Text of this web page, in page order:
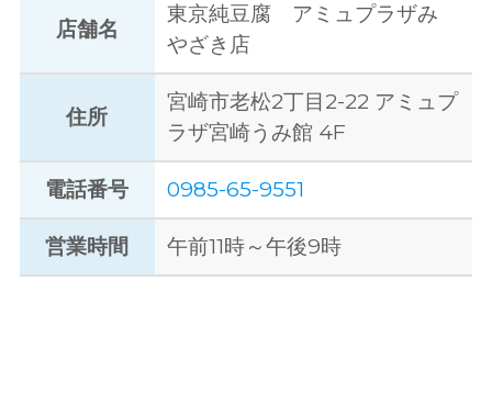
店舗名
東京純豆腐 アミュプラザみ
やざき店
住所
宮崎市老松2丁目2-22 アミュプ
ラザ宮崎うみ館 4F
電話番号 0985-65-9551
営業時間 午前11時～午後9時